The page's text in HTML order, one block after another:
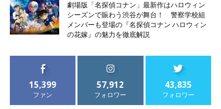
劇場版「名探偵コナン」最新作はハロウィン
シーズンで賑わう渋谷が舞台！ 警察学校組
メンバーも登場の『名探偵コナン ハロウィン
の花嫁』の魅力を徹底解説
15,399
ファン
57,912
フォロワー
43,835
フォロワー